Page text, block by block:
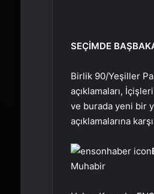
SEÇİMDE
Birlik 90/Yeşiller
açıklamaları,
ve burada yeni bir
açıklamalarına
Muhabir